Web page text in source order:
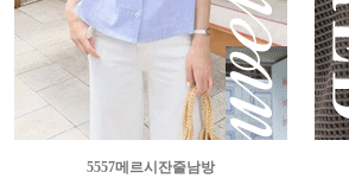
5557메르시잔줄남방